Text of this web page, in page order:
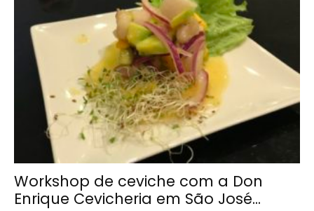
Workshop de ceviche com a Don
Enrique Cevicheria em São José...